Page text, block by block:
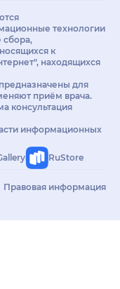
технологии
сбора,
к
находящихся
для
приём врача.
консультация
информационных
RuStore
Правовая информация